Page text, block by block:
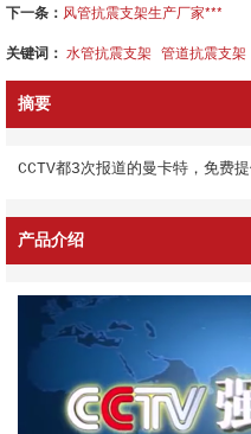
下一条： 风管抗震支架生产厂家***
关键词： 水管抗震支架 管道抗震支架
摘要
CCTV都3次报道的曼卡特，免费提
产品介绍